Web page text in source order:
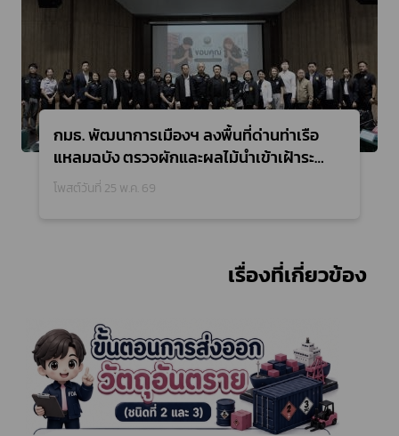
กมธ. พัฒนาการเมืองฯ ลงพื้นที่ด่านท่าเรือ
แหลมฉบัง ตรวจผักและผลไม้นำเข้าเฝ้าระวัง
ความปลอดภัยเพื่อผู้บริโภค
โพสต์วันที่ 25 พ.ค. 69
							            	เรื่องที่เกี่ยวข้อง